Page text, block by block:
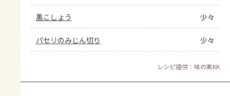
黒こしょう 少々
パセリのみじん切り 少々
レシピ提供：味の素KK